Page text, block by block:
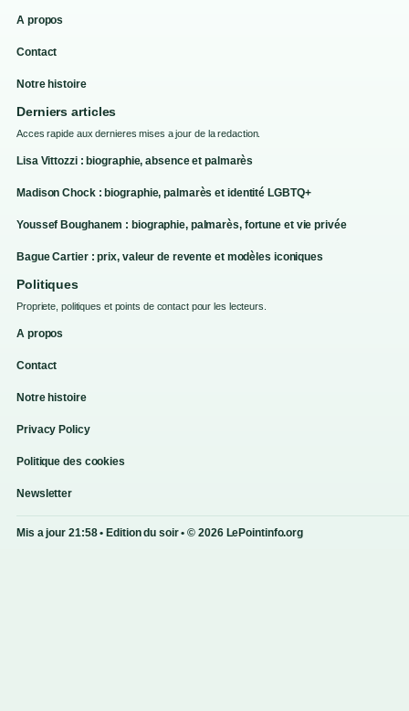
A propos
Contact
Notre histoire
Derniers articles
Acces rapide aux dernieres mises a jour de la redaction.
Lisa Vittozzi : biographie, absence et palmarès
Madison Chock : biographie, palmarès et identité LGBTQ+
Youssef Boughanem : biographie, palmarès, fortune et vie privée
Bague Cartier : prix, valeur de revente et modèles iconiques
Politiques
Propriete, politiques et points de contact pour les lecteurs.
A propos
Contact
Notre histoire
Privacy Policy
Politique des cookies
Newsletter
Mis a jour 21:58 • Edition du soir • © 2026 LePointinfo.org